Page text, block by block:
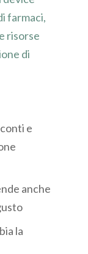
farmaci,
risorse
di
e
anche
la